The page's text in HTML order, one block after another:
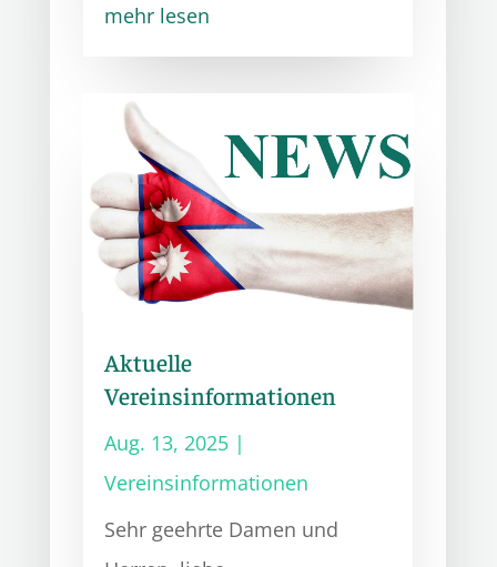
mehr lesen
Aktuelle
Vereinsinformationen
Aug. 13, 2025|
Vereinsinformationen
Sehr geehrte Damen und